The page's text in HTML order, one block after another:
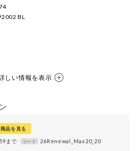
BL
しい情報を表示
品を見る
まで コード 26Renewal_Max20_20